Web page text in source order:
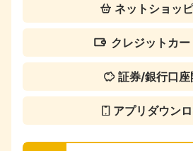
ネットショッ
クレジットカ
証券/銀行口座
アプリダウン